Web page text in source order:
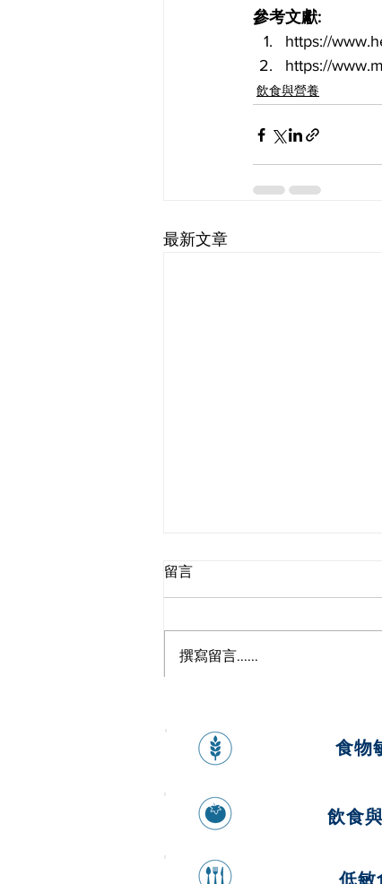
參考文獻:
https://
https://
飲食與營養
最新文章
留言
撰寫留言......
食物
飲食
低敏